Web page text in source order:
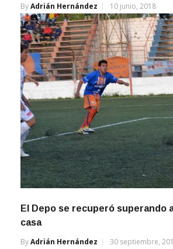
ByAdrián Hernández 10 junio, 2018
El Depo se recuperó superando
casa
ByAdrián Hernández 30 septiembre,